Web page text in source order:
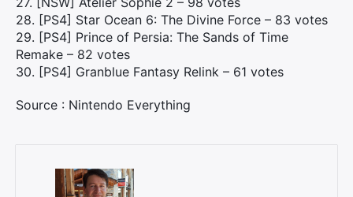
28. [PS4] Star Ocean 6: The Divine Force – 83 votes
29. [PS4] Prince of Persia: The Sands of Time
Remake – 82 votes
30. [PS4] Granblue Fantasy Relink – 61 votes
Source : Nintendo Everything
: